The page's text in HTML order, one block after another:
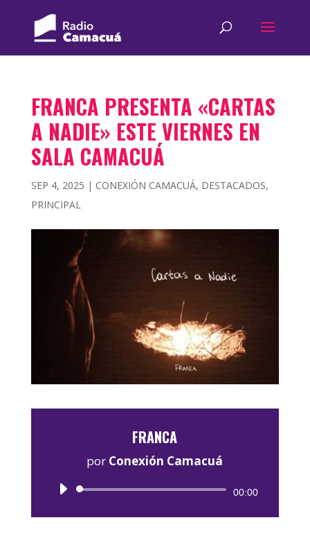
FRANCA PRESENTA «CARTAS
A NADIE» ESTE VIERNES EN
SALA CAMACUÁ
SEP 4, 2025 | CONEXIÓN CAMACUÁ, DESTACADOS,
PRINCIPAL
FRANCA
por Conexión Camacuá
Reproductor
00:00